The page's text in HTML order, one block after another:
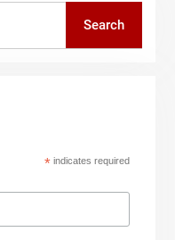
Search
*indicates required